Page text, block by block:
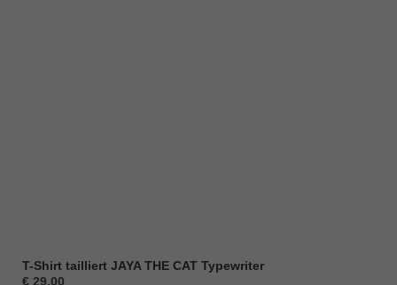
T-Shirt tailliert JAYA THE CAT Typewriter
€29,00